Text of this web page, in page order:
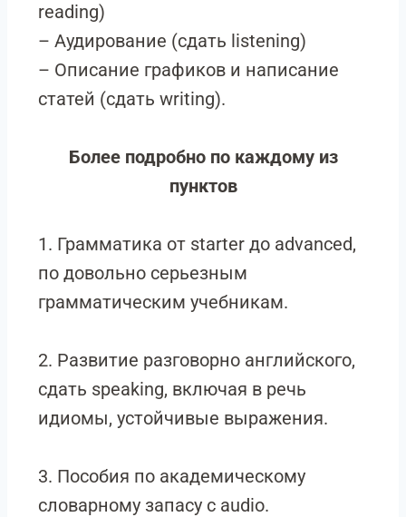
reading)
– Аудирование (сдать listening)
– Описание графиков и написание
статей (сдать writing).
Более подробно по каждому из
пунктов
1. Грамматика от starter до advanced,
по довольно серьезным
грамматическим учебникам.
2. Развитие разговорно английского,
сдать speaking, включая в речь
идиомы, устойчивые выражения.
3. Пособия по академическому
словарному запасу c audio.